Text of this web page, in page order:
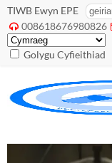
TIWB Ewyn EPE
 008618676980826
Golygu Cyfieithiad